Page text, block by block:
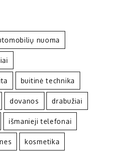
nuoma
buitinė technika
dovanos drabužiai
išmanieji telefonai
kosmetika